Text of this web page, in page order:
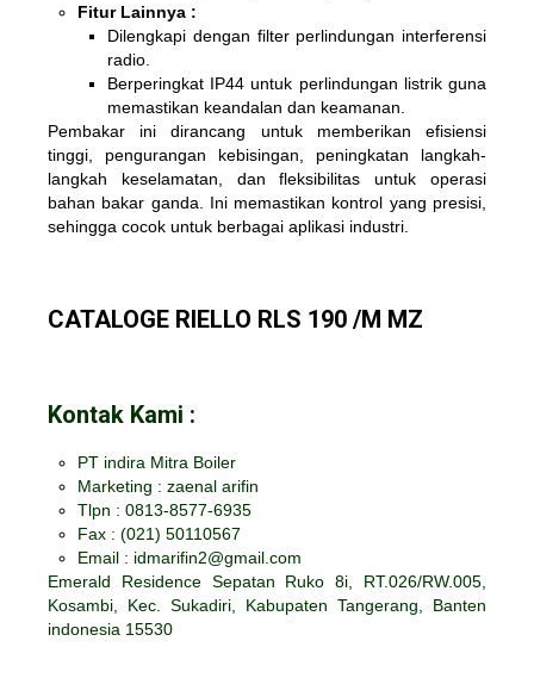
Fitur Lainnya :
Dilengkapi dengan filter perlindungan interferensi
radio.
Berperingkat IP44 untuk perlindungan listrik guna
memastikan keandalan dan keamanan.
Pembakar ini dirancang untuk memberikan efisiensi
tinggi, pengurangan kebisingan, peningkatan langkah-
langkah keselamatan, dan fleksibilitas untuk operasi
bahan bakar ganda. Ini memastikan kontrol yang presisi,
sehingga cocok untuk berbagai aplikasi industri.
CATALOGE RIELLO RLS 190 /M MZ
Kontak Kami :
PT indira Mitra Boiler
Marketing : zaenal arifin
Tlpn : 0813-8577-6935
Fax : (021) 50110567
Email : idmarifin2@gmail.com
Emerald Residence Sepatan Ruko 8i, RT.026/RW.005,
Kosambi, Kec. Sukadiri, Kabupaten Tangerang, Banten
indonesia 15530